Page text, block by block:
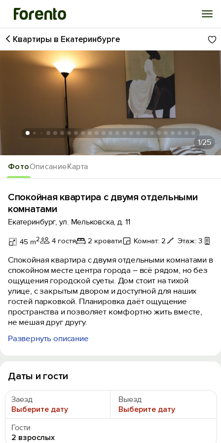
Войти
Избранное
История просмотра
Добавить свой объект
ФотоОписаниеКарта
Квартиры в Екатеринбурге
1/25
Спокойная квартира с двумя отдельными
комнатами
Екатеринбург, ул. Мельковска, д. 11
45 m2 4 гостя 2 кровати Комнат: 2 Этаж: 3
Спокойная квартира с двумя отдельными комнатами в
спокойном месте центра города – всё рядом, но без
ощущения городской суеты. Дом стоит на тихой
улице, с закрытым двором и доступной для наших
гостей парковкой. Планировка даёт ощущение
пространства и позволяет комфортно жить вместе,
не мешая друг другу.
Интернет до 200 Мбит/сек.
Французский балкон.
Тихая улица в центре жизни города.
Парковка на закрытой территории.
Большая кровать 160×200 с ортопедическим
матрасом.
Диван со спальным местом 160×200 для
дополнительных гостей.
Развернуть описание
Даты и гости
Заезд
Выберите дату
Выезд
Выберите дату
Гости
2 взрослых